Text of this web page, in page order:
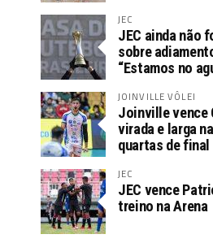
JEC
JEC ainda não
sobre
“Estamos no
JOINVILLE VÔLEI
Joinville vence
virada e larga
quartas de final
JEC
JEC vence
treino na Arena